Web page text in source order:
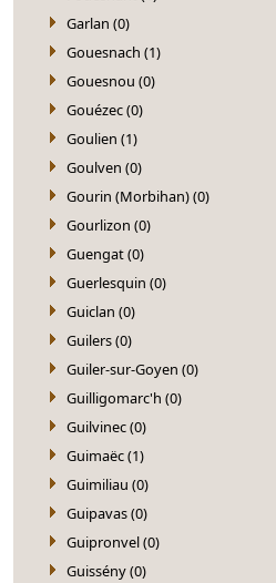
Garlan (0)
Gouesnach (1)
Gouesnou (0)
Gouézec (0)
Goulien (1)
Goulven (0)
Gourin (Morbihan) (0)
Gourlizon (0)
Guengat (0)
Guerlesquin (0)
Guiclan (0)
Guilers (0)
Guiler-sur-Goyen (0)
Guilligomarc'h (0)
Guilvinec (0)
Guimaëc (1)
Guimiliau (0)
Guipavas (0)
Guipronvel (0)
Guissény (0)